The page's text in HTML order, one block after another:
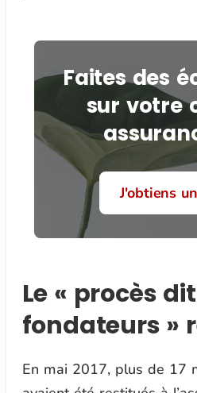
Faites des
sur votre
J'obtiens
Le « procès
fondateurs »
En mai 2017, plus de 17